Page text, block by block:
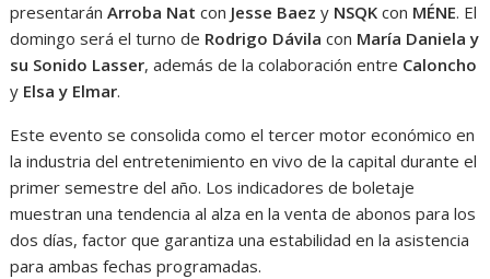
presentaránArroba Nat con Jesse Baez y NSQK con MÉNE. El
domingo será el turno de Rodrigo Dávila con María Daniela y
su Sonido Lasser, además de la colaboración entre Caloncho
y Elsa y Elmar.
Este evento se consolida como el tercer motor económico en
la industria del entretenimiento en vivo de la capital durante el
primer semestre del año. Los indicadores de boletaje
muestran una tendencia al alza en la venta de abonos para los
dos días, factor que garantiza una estabilidad en la asistencia
para ambas fechas programadas.